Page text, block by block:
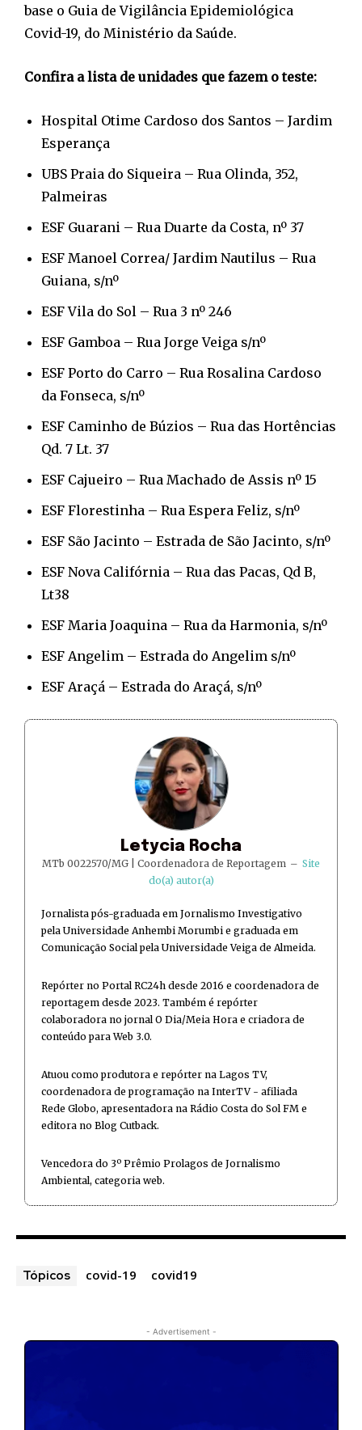
base o Guia de Vigilância Epidemiológica
Covid-19, do Ministério da Saúde.
Confira a lista de unidades que fazem o teste:
Hospital Otime Cardoso dos Santos – Jardim
Esperança
UBS Praia do Siqueira – Rua Olinda, 352,
Palmeiras
ESF Guarani – Rua Duarte da Costa, nº 37
ESF Manoel Correa/ Jardim Nautilus – Rua
Guiana, s/nº
ESF Vila do Sol – Rua 3 nº 246
ESF Gamboa – Rua Jorge Veiga s/nº
ESF Porto do Carro – Rua Rosalina Cardoso
da Fonseca, s/nº
ESF Caminho de Búzios – Rua das Hortências
Qd. 7 Lt. 37
ESF Cajueiro – Rua Machado de Assis nº 15
ESF Florestinha – Rua Espera Feliz, s/nº
ESF São Jacinto – Estrada de São Jacinto, s/nº
ESF Nova Califórnia – Rua das Pacas, Qd B,
Lt38
ESF Maria Joaquina – Rua da Harmonia, s/nº
ESF Angelim – Estrada do Angelim s/nº
ESF Araçá – Estrada do Araçá, s/nº
Letycia Rocha
MTb 0022570/MG | Coordenadora de Reportagem – Site
do(a) autor(a)
Jornalista pós-graduada em Jornalismo Investigativo
pela Universidade Anhembi Morumbi e graduada em
Comunicação Social pela Universidade Veiga de Almeida.
Repórter no Portal RC24h desde 2016 e coordenadora de
reportagem desde 2023. Também é repórter
colaboradora no jornal O Dia/Meia Hora e criadora de
conteúdo para Web 3.0.
Atuou como produtora e repórter na Lagos TV,
coordenadora de programação na InterTV - afiliada
Rede Globo, apresentadora na Rádio Costa do Sol FM e
editora no Blog Cutback.
Vencedora do 3º Prêmio Prolagos de Jornalismo
Ambiental, categoria web.
Tópicos covid-19 covid19
- Advertisement -